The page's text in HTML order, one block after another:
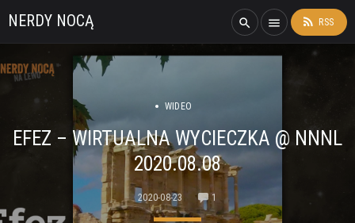
NERDY NOCĄ search menu rss_feed RSS
WIDEO
EFEZ – WIRTUALNA WYCIECZKA @ NNNL
2020.08.08
2020-08-23 1